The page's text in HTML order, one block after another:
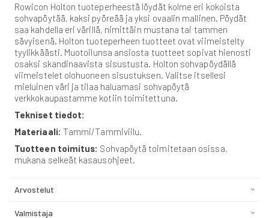
Rowicon Holton tuoteperheestä löydät kolme eri kokoista
sohvapöytää, kaksi pyöreää ja yksi ovaalin mallinen. Pöydät
saa kahdella eri värillä, nimittäin mustana tai tammen
sävyisenä. Holton tuoteperheen tuotteet ovat viimeistelty
tyylikkäästi. Muotoilunsa ansiosta tuotteet sopivat hienosti
osaksi skandinaavista sisustusta. Holton sohvapöydällä
viimeistelet olohuoneen sisustuksen. Valitse itsellesi
mieluinen väri ja tilaa haluamasi sohvapöytä
verkkokaupastamme kotiin toimitettuna.
Tekniset tiedot:
Materiaali: Tammi/Tammiviilu.
Tuotteen toimitus: Sohvapöytä toimitetaan osissa,
mukana selkeät kasausohjeet.
Arvostelut
Valmistaja